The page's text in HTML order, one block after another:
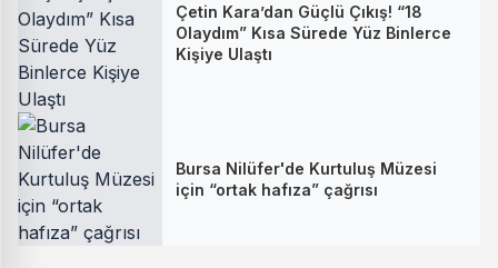
Çetin Kara’dan Güçlü Çıkış! “18
Olaydım” Kısa Sürede Yüz Binlerce
Kişiye Ulaştı
Bursa Nilüfer'de Kurtuluş Müzesi
için “ortak hafıza” çağrısı